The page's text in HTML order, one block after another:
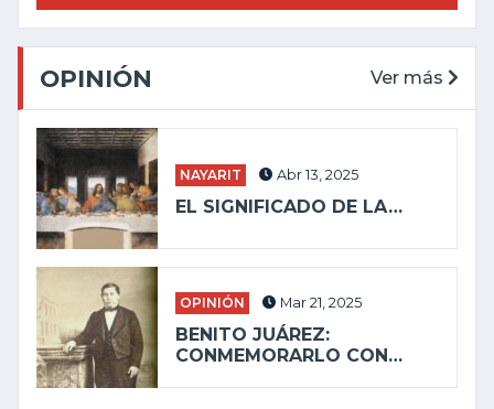
OPINIÓN Ver más
NAYARIT Abr 13, 2025
EL SIGNIFICADO DE LA…
OPINIÓN Mar 21, 2025
BENITO JUÁREZ:
CONMEMORARLO CON…